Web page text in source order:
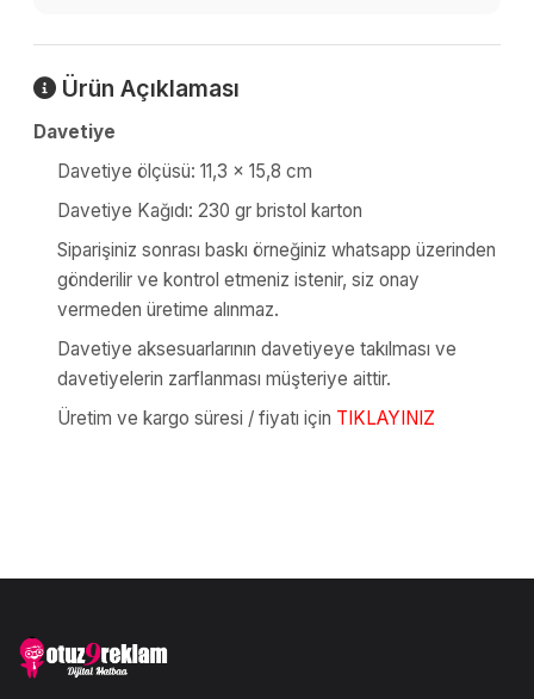
Ürün Açıklaması
Davetiye
Davetiye ölçüsü: 11,3 x 15,8 cm
Davetiye Kağıdı: 230 gr bristol karton
Siparişiniz sonrası baskı örneğiniz whatsapp üzerinden
gönderilir ve kontrol etmeniz istenir, siz onay
vermeden üretime alınmaz.
Davetiye aksesuarlarının davetiyeye takılması ve
davetiyelerin zarflanması müşteriye aittir.
Üretim ve kargo süresi / fiyatı için TIKLAYINIZ